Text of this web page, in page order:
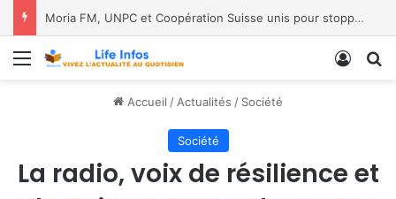
Moria FM, UNPC et Coopération Suisse unis pour stopper Ebola à Bukavu
Menu
Accueil / Actualités / Société
Société
La radio, voix de résilience et